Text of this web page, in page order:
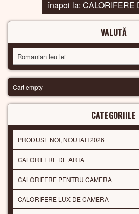
înapoi la: CALORIFERE
VALUTĂ
Romanian leu lei
Cart empty
CATEGORIILE
PRODUSE NOI, NOUTATI 2026
CALORIFERE DE ARTA
CALORIFERE PENTRU CAMERA
CALORIFERE LUX DE CAMERA